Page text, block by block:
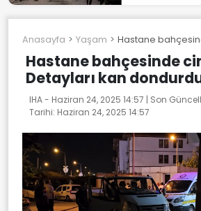
Anasayfa Yaşam Hastane
Hastane bahçesinde
Detayları kan
IHA - Haziran 24, 2025 14:57 | Son
Tarihi: Haziran 24, 2025 14:57